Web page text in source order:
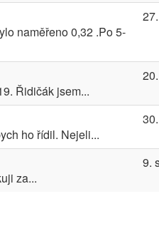
naměřeno 0,32 .Po 5-
Řidičák jsem...
ho řídil. Nejeli...
za...
9.